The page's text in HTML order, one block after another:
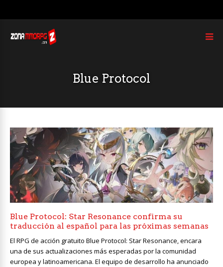
Blue Protocol
Blue Protocol: Star Resonance confirma su
traducción al español para las próximas semanas
El RPG de acción gratuito Blue Protocol: Star Resonance, encara
una de sus actualizaciones más esperadas por la comunidad
europea y latinoamericana. El equipo de desarrollo ha anunciado